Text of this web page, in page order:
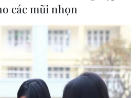
Đà Nẵng trở nên sôi động hơn
khuôn khổ Lễ hội Đà Nẵng
từ ngày 20 – 24/5.
các mũi nhọn